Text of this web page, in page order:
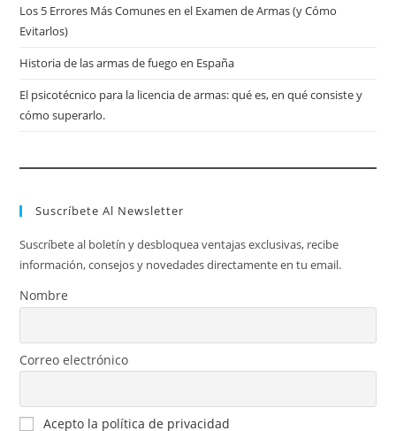
Los 5 Errores Más Comunes en el Examen de Armas (y Cómo
Evitarlos)
Historia de las armas de fuego en España
El psicotécnico para la licencia de armas: qué es, en qué consiste y
cómo superarlo.
Suscríbete Al Newsletter
Suscríbete al boletín y desbloquea ventajas exclusivas, recibe
información, consejos y novedades directamente en tu email.
Nombre
Correo electrónico
Acepto la política de privacidad